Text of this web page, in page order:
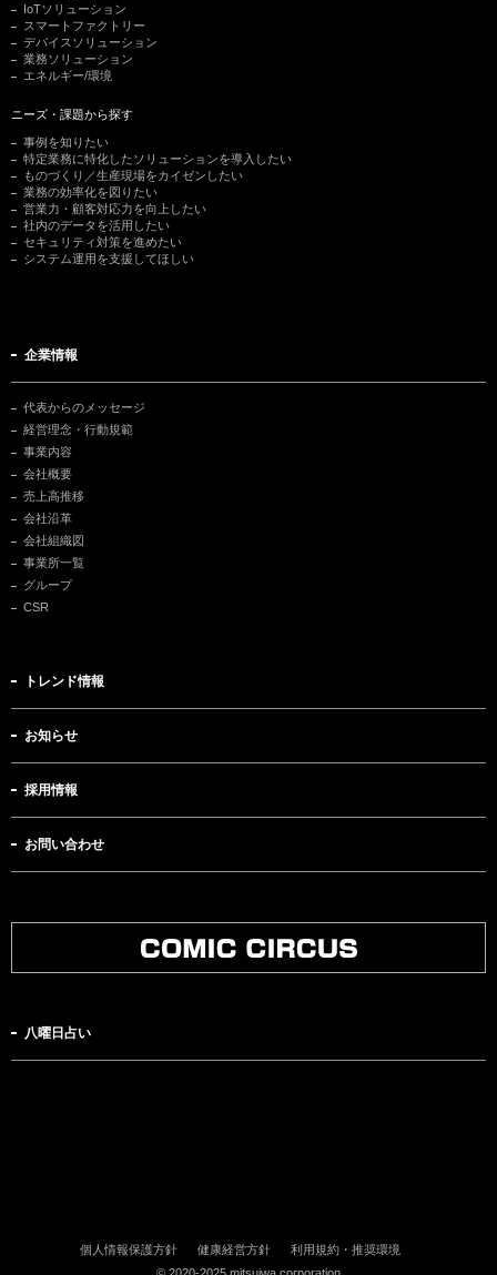
IoTソリューション
スマートファクトリー
デバイスソリューション
業務ソリューション
エネルギー/環境
ニーズ・課題から探す
事例を知りたい
特定業務に特化したソリューションを導入したい
ものづくり／生産現場をカイゼンしたい
業務の効率化を図りたい
営業力・顧客対応力を向上したい
社内のデータを活用したい
セキュリティ対策を進めたい
システム運用を支援してほしい
企業情報
代表からのメッセージ
経営理念・行動規範
事業内容
会社概要
売上高推移
会社沿革
会社組織図
事業所一覧
グループ
CSR
トレンド情報
お知らせ
採用情報
お問い合わせ
八曜日占い
個人情報保護方針 健康経営方針
利用規約・推奨環境